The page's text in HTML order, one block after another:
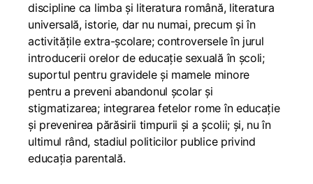
discipline ca limba și literatura română, literatura
universală, istorie, dar nu numai, precum și în
activitățile extra-școlare; controversele în jurul
introducerii orelor de educație sexuală în școli;
suportul pentru gravidele și mamele minore
pentru a preveni abandonul școlar și
stigmatizarea; integrarea fetelor rome în educație
și prevenirea părăsirii timpurii și a școlii; și, nu în
ultimul rând, stadiul politicilor publice privind
educația parentală.